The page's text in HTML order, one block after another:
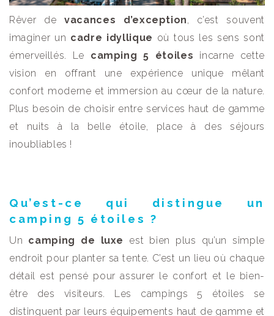
Rêver de vacances d’exception
, c’est souvent
imaginer un cadre idyllique où tous les sens sont
émerveillés. Le camping 5 étoiles incarne cette
vision en offrant une expérience unique mêlant
confort moderne et immersion au cœur de la nature.
Plus besoin de choisir entre services haut de gamme
et nuits à la belle étoile, place à des séjours
inoubliables !
Qu’est-ce qui distingue un
camping 5 étoiles ?
Un camping de luxe
est bien plus qu’un simple
endroit pour planter sa tente. C’est un lieu où chaque
détail est pensé pour assurer le confort et le bien-
être des visiteurs. Les campings 5 étoiles se
distinguent par leurs équipements haut de gamme et